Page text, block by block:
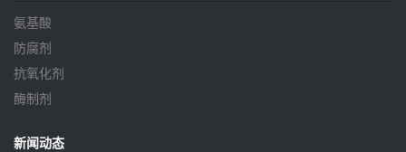
氨基酸
防腐剂
抗氧化剂
酶制剂
新闻动态